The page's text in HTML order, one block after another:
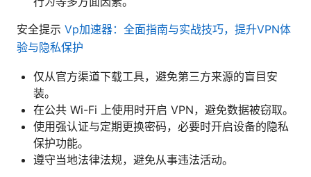
安全提示 Vp加速器：全面指南与实战技巧，提升VPN体
验与隐私保护
仅从官方渠道下载工具，避免第三方来源的盲目安
装。
在公共 Wi-Fi 上使用时开启 VPN，避免数据被窃取。
使用强认证与定期更换密码，必要时开启设备的隐私
保护功能。
遵守当地法律法规，避免从事违法活动。